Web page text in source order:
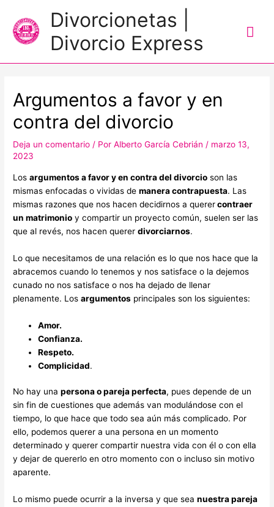
Divorcionetas |
Divorcio Express
Argumentos a favor y en
contra del divorcio
Deja un comentario / PorAlberto García Cebrián/ marzo 13,
2023
Losargumentos a favor y en contra del divorcio son las
mismas enfocadas o vividas demanera contrapuesta. Las
mismas razones que nos hacen decidirnos a querercontraer
un matrimonio y compartir un proyecto común, suelen ser las
que al revés, nos hacen quererdivorciarnos.
Lo que necesitamos de una relación es lo que nos hace que la
abracemos cuando lo tenemos y nos satisface o la dejemos
cunado no nos satisface o nos ha dejado de llenar
plenamente. Losargumentos principales son los siguientes:
Amor.
Confianza.
Respeto.
Complicidad.
No hay unapersona o pareja perfecta, pues depende de un
sin fin de cuestiones que además van modulándose con el
tiempo, lo que hace que todo sea aún más complicado. Por
ello, podemos querer a una persona en un momento
determinado y querer compartir nuestra vida con él o con ella
y dejar de quererlo en otro momento con o incluso sin motivo
aparente.
Lo mismo puede ocurrir a la inversa y que seanuestra pareja
entradas